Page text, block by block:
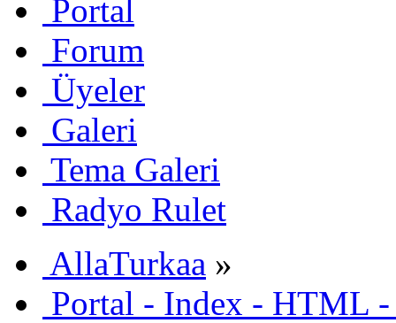
Portal
Forum
Üyeler
Galeri
Tema Galeri
Radyo Rulet
AllaTurkaa »
Portal - Index - HTML